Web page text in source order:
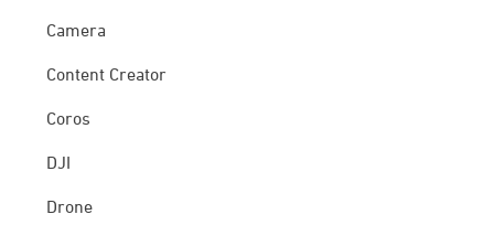
Camera
Content Creator
Coros
DJI
Drone